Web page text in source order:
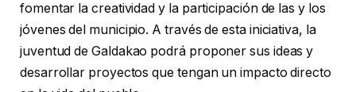
fomentar la creatividad y la participación de las y los
jóvenes del municipio. A través de esta iniciativa, la
juventud de Galdakao podrá proponer sus ideas y
desarrollar proyectos que tengan un impacto directo